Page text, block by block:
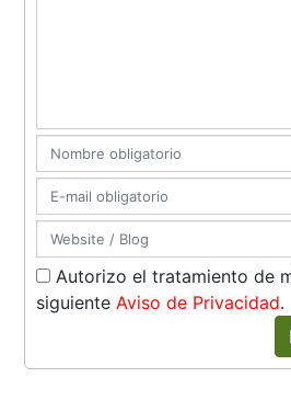
Autorizo el tratamiento de
siguienteAviso de Privacidad.